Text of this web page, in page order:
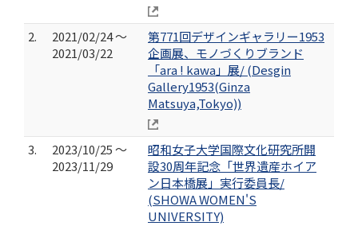
2.
2021/02/24 ～
2021/03/22
第771回デザインギャラリー1953
企画展、モノづくりブランド
「ara ! kawa」展/ (Desgin
Gallery1953(Ginza
Matsuya,Tokyo))
3.
2023/10/25 ～
2023/11/29
昭和女子大学国際文化研究所開
設30周年記念「世界遺産ホイア
ン日本橋展」実行委員長/
(SHOWA WOMEN'S
UNIVERSITY)